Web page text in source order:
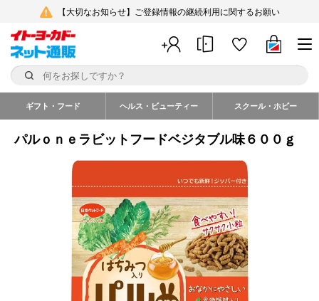
【大切なお知らせ】ご登録情報の継続利用に関するお願い
ギフト・フード ヘルス・ビューティー スクール・ホビー
パルｏｎｅラビットフードベジタブル味６００ｇ